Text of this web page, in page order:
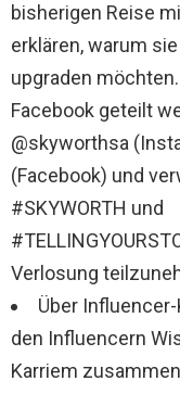
bisherigen Reise
erklären, warum
upgraden
Facebook geteilt
@skyworthsa
(Facebook) und
#SKYWORTH und
Verlosung
Über
den Influencern
Karriem